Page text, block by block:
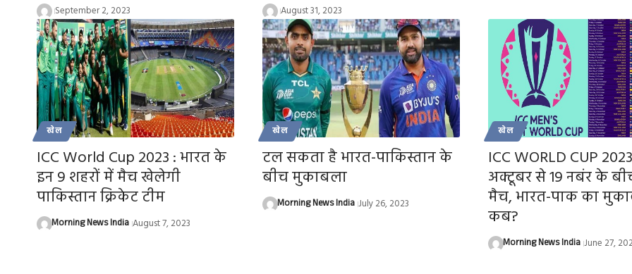
September 2, 2023 August 31, 2023
खेल
ICC World Cup 2023 : भारत के
इन 9 शहरों में मैच खेलेगी
पाकिस्तान क्रिकेट टीम
Morning News India August 7, 2023
खेल
टल सकता है भारत-पाकिस्तान के
बीच मुकाबला
Morning News India July 26, 2023
खेल
ICC WORLD CUP
अक्टूबर से 19 नबंर के
मैच, भारत-पाक का
कब?
Morning News India June 27,